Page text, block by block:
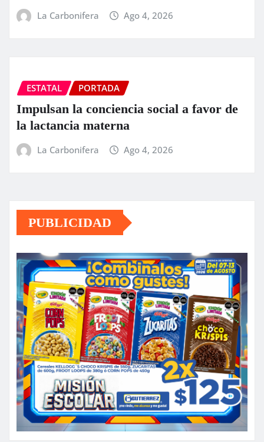
La Carbonifera Ago 4, 2026
ESTATAL PORTADA
Impulsan la conciencia social a favor de
la lactancia materna
La Carbonifera Ago 4, 2026
PUBLICIDAD